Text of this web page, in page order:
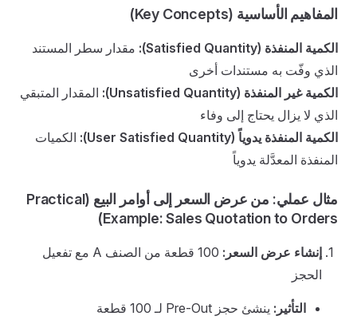
المفاهيم الأساسية (Key Concepts)
الكمية المنفذة (Satisfied Quantity):
مقدار سطر المستند
الذي وفّت به مستندات أخرى
الكمية غير المنفذة (Unsatisfied Quantity):
المقدار المتبقي
الذي لا يزال يحتاج إلى وفاء
الكمية المنفذة يدوياً (User Satisfied Quantity):
الكميات
المنفذة المعدَّلة يدوياً
مثال عملي: من عرض السعر إلى أوامر البيع (Practical
Example: Sales Quotation to Orders)
إنشاء عرض السعر:
100 قطعة من الصنف A مع تفعيل
الحجز
التأثير: ينشئ حجز Pre-Out لـ 100 قطعة